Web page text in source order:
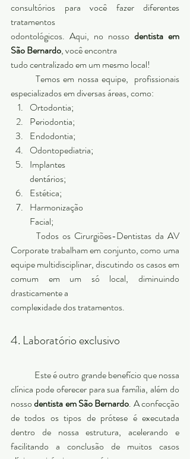
consultórios para você fazer diferentes
tratamentos
odontológicos. Aqui, no nosso dentista em
São Bernardo, você encontra
tudo centralizado em um mesmo local!
	Temos em nossa equipe,  profissionais
especializados em diversas áreas, como:
Ortodontia;
Periodontia;
Endodontia;
Odontopediatria;
Implantes
dentários;
Estética;
Harmonização
Facial;
Corporate trabalham em conjunto, como uma
equipe multidisciplinar, discutindo os casos em
comum em um só local, diminuindo
drasticamente a
complexidade dos tratamentos.
4. Laboratório exclusivo
clínica pode oferecer para sua família, além do
nosso dentista em São Bernardo. A confecção
de todos os tipos de prótese é executada
dentro de nossa estrutura, acelerando e
facilitando a conclusão de muitos casos